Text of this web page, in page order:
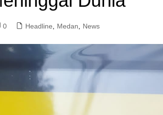
0 Headline Medan News